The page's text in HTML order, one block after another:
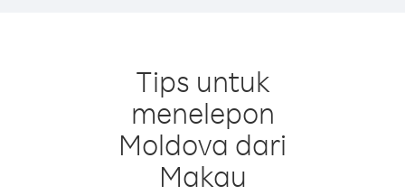
Tips untuk
menelepon
Moldova dari
Makau